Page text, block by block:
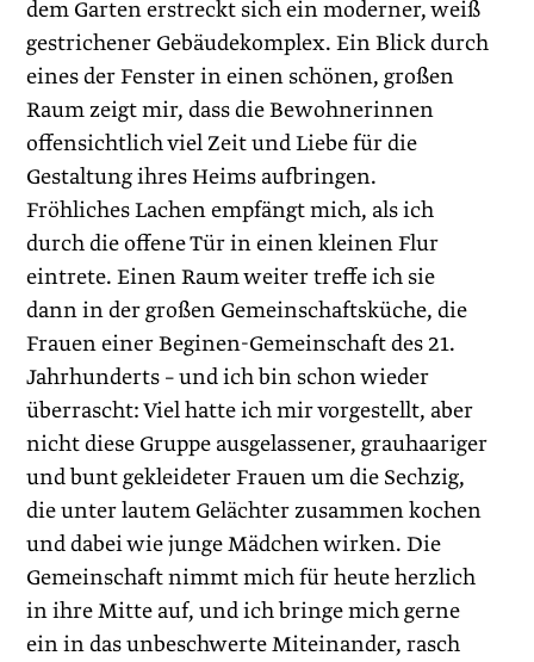
dem Garten erstreckt sich ein moderner, weiß
gestrichener Gebäudekomplex. Ein Blick durch
eines der Fenster in einen schönen, großen
Raum zeigt mir, dass die Bewohnerinnen
offensichtlich viel Zeit und Liebe für die
Gestaltung ihres Heims aufbringen.
Fröhliches Lachen empfängt mich, als ich
durch die offene Tür in einen kleinen Flur
eintrete. Einen Raum weiter treffe ich sie
dann in der großen Gemeinschafts­küche, die
Frauen einer Beginen-Gemeinschaft des 21.
Jahrhunderts – und ich bin schon wieder
überrascht: Viel hatte ich mir vorgestellt, aber
nicht diese Gruppe ausgelassener, grauhaariger
und bunt gekleideter Frauen um die Sechzig,
die unter lautem Gelächter zusammen kochen
und dabei wie junge Mädchen wirken. Die
Gemeinschaft nimmt mich für heute herzlich
in ihre Mitte auf, und ich bringe mich gerne
ein in das unbeschwerte Miteinander, rasch